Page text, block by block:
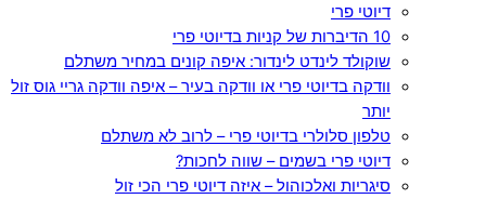
דיוטי פרי
10 הדיברות של קניות בדיוטי פרי
שוקולד לינדט לינדור: איפה קונים במחיר משתלם
וודקה בדיוטי פרי או וודקה בעיר – איפה וודקה גריי גוס זול
יותר
טלפון סלולרי בדיוטי פרי – לרוב לא משתלם
דיוטי פרי בשמים – שווה לחכות?
סיגריות ואלכוהול – איזה דיוטי פרי הכי זול